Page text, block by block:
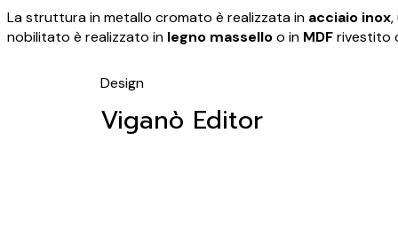
La struttura in metallo cromato è realizzata in acciaio inox,
nobilitato è realizzato in legno masselloo in MDFrivestito
Design
Viganò Editor